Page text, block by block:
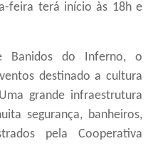
feira terá início às 18h e
Banidos do Inferno, o
destinado a cultura
grande infraestrutura
segurança, banheiros,
pelaCooperativa